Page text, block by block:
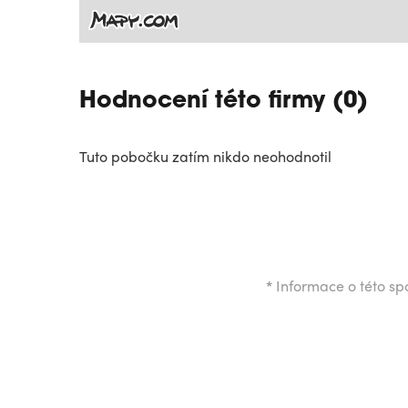
Hodnocení této firmy (0)
Tuto pobočku zatím nikdo neohodnotil
* Informace o této